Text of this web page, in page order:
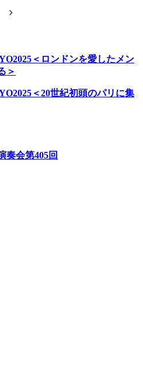
＜ロンドンを愛したメン
＞
＜20世紀初頭のパリに集
奏会第405回